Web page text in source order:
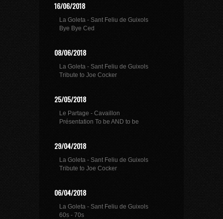
16/06/2018
La Goleta - Sant Feliu de Guixols
Bye Bye Ced
08/06/2018
La Goleta - Sant Feliu de Guixols
Tribute to Joe Cocker
25/05/2018
Le Partage - Cavaillon
Présentation To be AND to be
29/04/2018
La Goleta - Sant Feliu de Guixols
Tribute to Joe Cocker
06/04/2018
La Goleta - Sant Feliu de Guixols
60s - 70s